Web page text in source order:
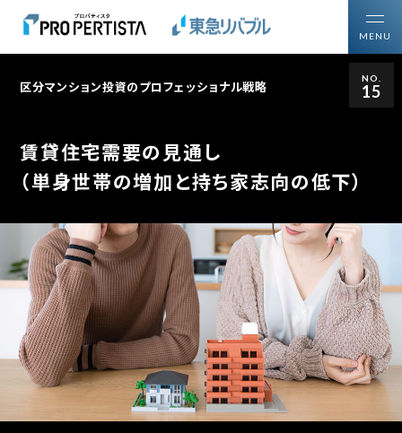
MENU
NO.
15
区分マンション投資のプロフェッショナル戦略
賃貸住宅需要の見通し
（単身世帯の増加と持ち家志向の低下）
トップ
ご所有の投資用不動産を 売りたい方
区分マンション投資について知る・学ぶ
区分マンション投資ガイド
購入・売却ガイドブック
区分マンション投資のプロフェッショナル戦略
マーケットレポート・コラム
セミナー動画アーカイブ